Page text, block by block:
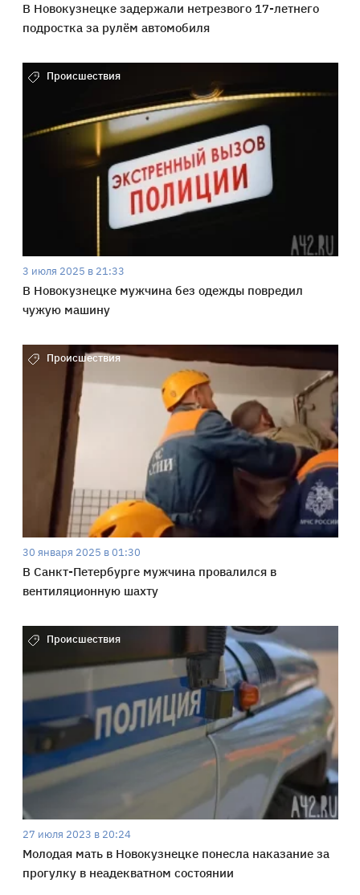
В Новокузнецке задержали нетрезвого 17-летнего
подростка за рулём автомобиля
Происшествия
3 июля 2025 в 21:33
В Новокузнецке мужчина без одежды повредил
чужую машину
Происшествия
30 января 2025 в 01:30
В Санкт-Петербурге мужчина провалился в
вентиляционную шахту
Происшествия
27 июля 2023 в 20:24
Молодая мать в Новокузнецке понесла наказание за
прогулку в неадекватном состоянии